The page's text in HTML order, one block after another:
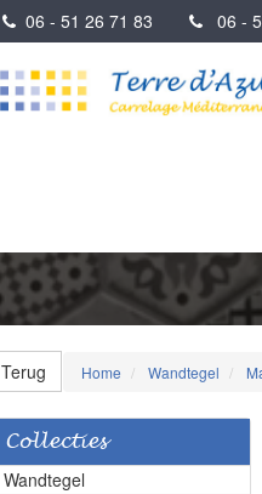
06 - 51 26 71 83 06 -
Terug Home Wandtegel
Collecties
Wandtegel